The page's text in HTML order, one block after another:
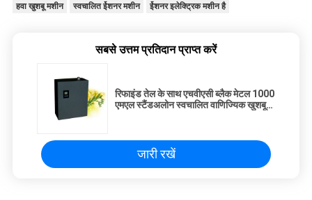
हवा खुशबू मशीन स्वचालित ईेशनर मशीन ईेशनर इलेक्ट्रिक मशीन है
सबसे उत्तम प्रतिदान प्राप्त करें
रिफाइंड तेल के साथ एचवीएसी ब्लैक मेटल 1000
एमएल स्टैंडअलोन स्वचालित वाणिज्यिक खुशबू
जारी रखें